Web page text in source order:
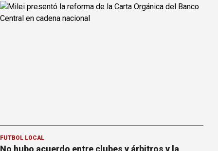
FÚTBOL LOCAL
No hubo acuerdo entre clubes y árbitros y la